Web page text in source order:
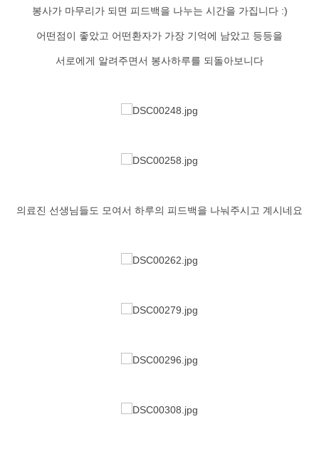
봉사가 마무리가 되면 피드백을 나누는 시간을 가집니다 :)
어떤점이 좋았고 어떤환자가 가장 기억에 남았고 등등을
서로에게 알려주면서 봉사하루를 되돌아보니다
의료진 선생님들도 모여서 하루의 피드백을 나눠주시고 계시네요